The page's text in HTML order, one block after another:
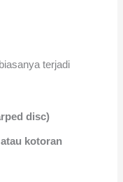
terjadi
disc)
kotoran